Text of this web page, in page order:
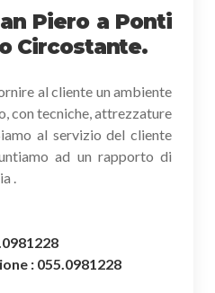
Piero a Ponti
Circostante.
al cliente un ambiente
con tecniche, attrezzature
al servizio del cliente
ad un rapporto di
.
: 055.0981228